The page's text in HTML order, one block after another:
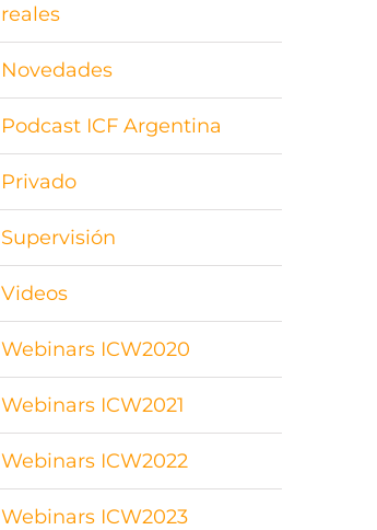
reales
Novedades
Podcast ICF Argentina
Privado
Supervisión
Videos
Webinars ICW2020
Webinars ICW2021
Webinars ICW2022
Webinars ICW2023